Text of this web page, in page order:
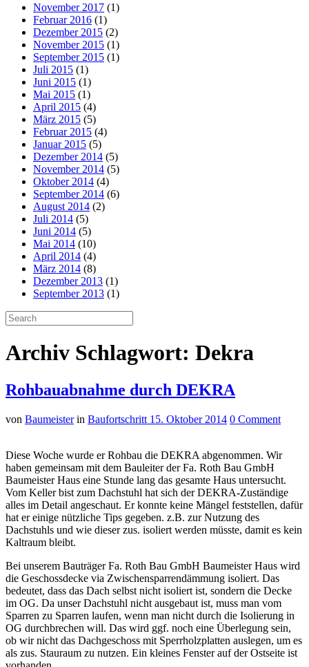
November 2017 (1)
Februar 2016 (1)
Dezember 2015 (2)
November 2015 (1)
September 2015 (1)
Juli 2015 (1)
Juni 2015 (1)
Mai 2015 (1)
April 2015 (4)
März 2015 (5)
Februar 2015 (4)
Januar 2015 (5)
Dezember 2014 (5)
November 2014 (5)
Oktober 2014 (4)
September 2014 (6)
August 2014 (2)
Juli 2014 (5)
Juni 2014 (5)
Mai 2014 (10)
April 2014 (4)
März 2014 (8)
Dezember 2013 (1)
September 2013 (1)
Archiv Schlagwort: Dekra
Rohbauabnahme durch DEKRA
von Baumeisterin Baufortschritt 15. Oktober 2014 0 Comment
Diese Woche wurde er Rohbau die DEKRA abgenommen. Wir
haben gemeinsam mit dem Bauleiter der Fa. Roth Bau GmbH
Baumeister Haus eine Stunde lang das gesamte Haus untersucht.
Vom Keller bist zum Dachstuhl hat sich der DEKRA-Zuständige
alles im Detail angeschaut. Er konnte keine Mängel feststellen, dafür
hat er einige nützliche Tips gegeben. z.B. zur Nutzung des
Dachstuhls und wie dieser zus. isoliert werden müsste, damit es kein
Kaltraum bleibt.
Bei unserem Bauträger Fa. Roth Bau GmbH Baumeister Haus wird
die Geschossdecke via Zwischensparrendämmung isoliert. Das
bedeutet, dass das Dach selbst nicht isoliert ist, sondern die Decke
im OG. Da unser Dachstuhl nicht ausgebaut ist, muss man vom
Sparren zu Sparren laufen, wenn man nicht durch die Isolierung in
OG durchbrechen will. Das wird ggf. noch eine Überlegung sein,
ob wir nicht das Dachgeschoss mit Sperrholzplatten auslegen, um es
als zus. Stauraum zu nutzen. Ein kleines Fenster auf der Ostseite ist